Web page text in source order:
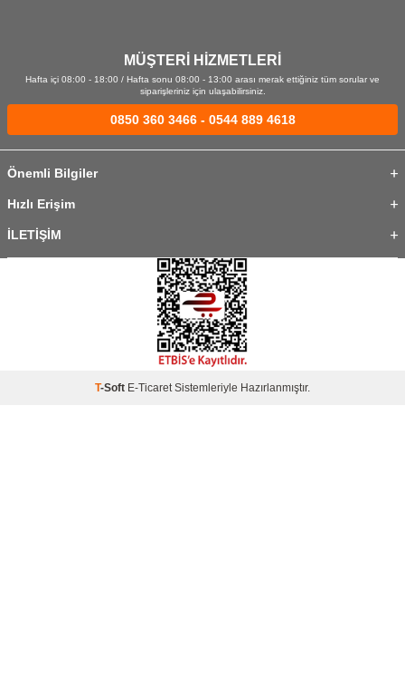
MÜŞTERİ HİZMETLERİ
Hafta içi 08:00 - 18:00 / Hafta sonu 08:00 - 13:00 arası merak ettiğiniz tüm sorular ve
siparişleriniz için ulaşabilirsiniz.
0850 360 3466 - 0544 889 4618
Önemli Bilgiler
Hızlı Erişim
İLETİŞİM
T-Soft E-TicaretSistemleriyle Hazırlanmıştır.